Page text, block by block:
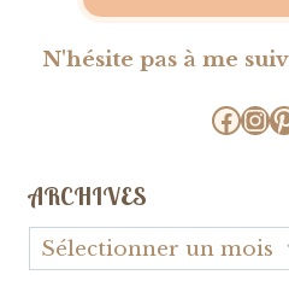
N'hésite pas à me
ARCHIVES
Archives